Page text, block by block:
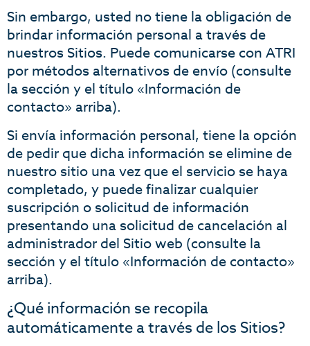
Sin embargo, usted no tiene la obligación de
brindar información personal a través de
nuestros Sitios. Puede comunicarse con ATRI
por métodos alternativos de envío (consulte
la sección y el título «Información de
contacto» arriba).
Si envía información personal, tiene la opción
de pedir que dicha información se elimine de
nuestro sitio una vez que el servicio se haya
completado, y puede finalizar cualquier
suscripción o solicitud de información
presentando una solicitud de cancelación al
administrador del Sitio web (consulte la
sección y el título «Información de contacto»
arriba).
¿Qué información se recopila
automáticamente a través de los Sitios?